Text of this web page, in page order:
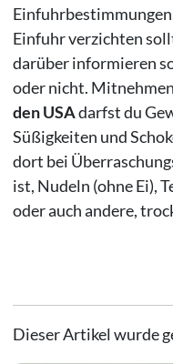
Einfuhr verzichten
darüber informieren
oder nicht.
den USAdarfst du
Süßigkeiten und
dort bei
ist, Nudeln (ohne Ei),
oder auch andere,
Dieser Artikel wurde